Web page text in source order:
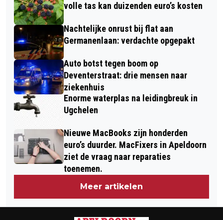
volle tas kan duizenden euro’s kosten
Nachtelijke onrust bij flat aan
Germanenlaan: verdachte opgepakt
Auto botst tegen boom op
Deventerstraat: drie mensen naar
ziekenhuis
Enorme waterplas na leidingbreuk in
Ugchelen
Nieuwe MacBooks zijn honderden
euro’s duurder. MacFixers in Apeldoorn
ziet de vraag naar reparaties
toenemen.
Meer artikelen